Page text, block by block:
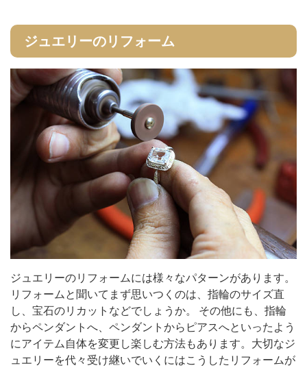
ジュエリーのリフォーム
ジュエリーのリフォームには様々なパターンがあります。
リフォームと聞いてまず思いつくのは、指輪のサイズ直
し、宝石のリカットなどでしょうか。 その他にも、指輪
からペンダントへ、ペンダントからピアスへといったよう
にアイテム自体を変更し楽しむ方法もあります。大切なジ
ュエリーを代々受け継いでいくにはこうしたリフォームが